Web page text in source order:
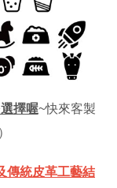
擇喔~快來客製
傳統皮革工藝結